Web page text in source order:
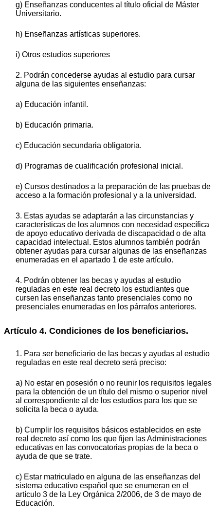
g) Enseñanzas conducentes al título oficial de Máster
Universitario.
h) Enseñanzas artísticas superiores.
i) Otros estudios superiores
2. Podrán concederse ayudas al estudio para cursar
alguna de las siguientes enseñanzas:
a) Educación infantil.
b) Educación primaria.
c) Educación secundaria obligatoria.
d) Programas de cualificación profesional inicial.
e) Cursos destinados a la preparación de las pruebas de
acceso a la formación profesional y a la universidad.
3. Estas ayudas se adaptarán a las circunstancias y
características de los alumnos con necesidad específica
de apoyo educativo derivada de discapacidad o de alta
capacidad intelectual. Estos alumnos también podrán
obtener ayudas para cursar algunas de las enseñanzas
enumeradas en el apartado 1 de este artículo.
4. Podrán obtener las becas y ayudas al estudio
reguladas en este real decreto los estudiantes que
cursen las enseñanzas tanto presenciales como no
presenciales enumeradas en los párrafos anteriores.
Artículo 4. Condiciones de los beneficiarios.
1. Para ser beneficiario de las becas y ayudas al estudio
reguladas en este real decreto será preciso:
a) No estar en posesión o no reunir los requisitos legales
para la obtención de un título del mismo o superior nivel
al correspondiente al de los estudios para los que se
solicita la beca o ayuda.
b) Cumplir los requisitos básicos establecidos en este
real decreto así como los que fijen las Administraciones
educativas en las convocatorias propias de la beca o
ayuda de que se trate.
c) Estar matriculado en alguna de las enseñanzas del
sistema educativo español que se enumeran en el
artículo 3 de la Ley Orgánica 2/2006, de 3 de mayo de
Educación.